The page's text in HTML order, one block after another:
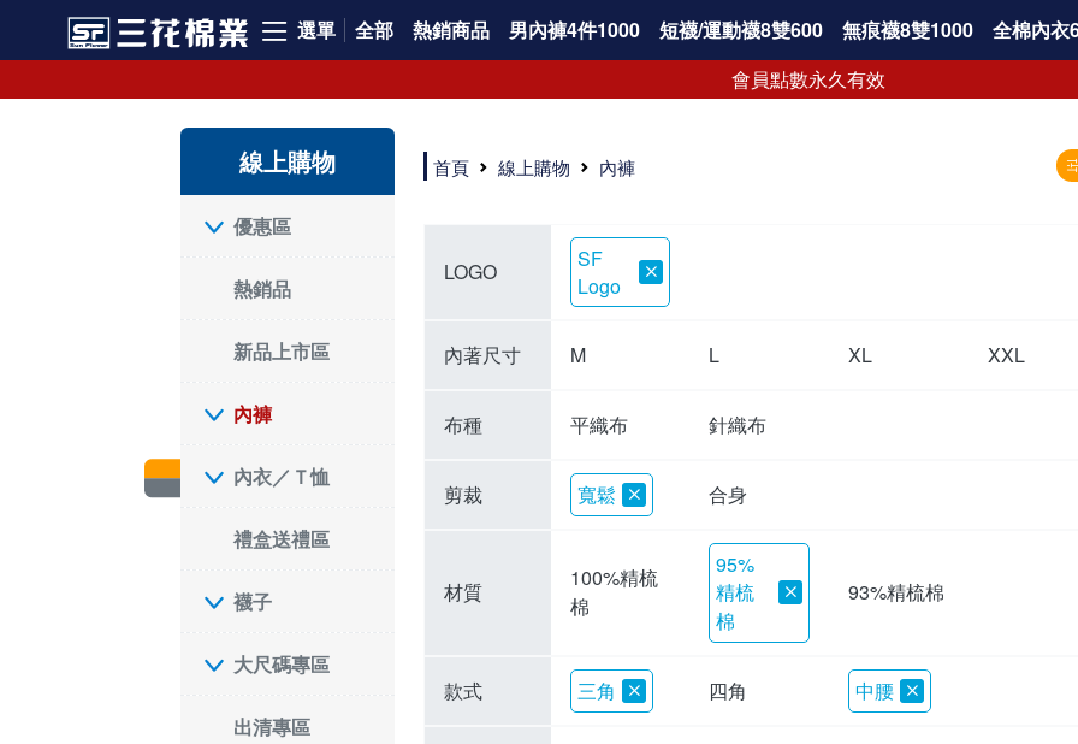
選單 全部 熱銷商品 男內褲4件1000 短襪/運動襪8雙600 無痕襪8雙1000 全棉內衣
會員點數永久有效
線上購物
優惠區
熱銷品
新品上市區
內褲
內衣／Ｔ恤
禮盒送禮區
襪子
大尺碼專區
出清專區
選擇內褲、平口褲、純棉內褲首重品質。舒適、透氣的內褲、平口褲、純棉內褲能影響健康，須謹慎挑選。三花內褲透氣不悶，值得信賴！
三花內褲、平口褲、純棉內褲50年來持續升級，符合人體工學設計，柔軟無勒痕的鬆緊帶。三花內褲是肌膚好友，口碑熱銷！
選擇內褲首重品質。三花內褲50年來不斷升級，證明其卓越品質。符合人體工學剪裁，柔軟無痕鬆緊帶，是必買首選。兼具品質與外型，與肌膚零感接觸，穿著舒適，看來有質感。三花內褲設計獨特，質料優良，專業剪裁，呵護肌膚。新鮮高品質棉材製成，多款選擇，耐洗耐穿，三花內褲絕對首選。
"內褲購買及使用經驗網友來信分享 近年來，我經常在大型連鎖賣場如佳瑪、美華泰等地看到三花內褲的展示。最近一兩年，甚至百貨公司及街頭店鋪都開始大量出現三花專櫃或專賣店。我猜測，這應該是三花在營運策略上的調整，才使得這些改變成為現實。 本來，三花內褲一直是消費者選購內褲時的熱門選項之一。內褲櫃點的增多使我更加注意到這個品牌，因此我在選購內褲時，特意多研究了一下三花內褲的設計。 先從內褲外層包裝談起，有些內褲有PP袋包裝，有些則沒有。雖然這是一件小事，但我發現朋友們中有人會介意內褲包裝沒有PP袋。他們認為沒有PP袋會使包裝不夠精美。對我來說，有PP袋確實能提升包裝的精緻度，但內褲不裝PP袋其實也算是環保。所以，這就看每個人對內褲包裝的需求和感受了。 每次購買內褲時，我都會特別帶一件五片式剪裁的內褲。三花的平口內褲被稱為全國第一件五片式剪裁內褲，這話應該不是隨便說說的，畢竟三花是一個擁有超過50年歷史的老品牌，專注於研發和改良內褲。當初，我覺得這種設計有些花俏，只是圖個新鮮買來試試，結果發現內褲多一片真的有其優勢，尤其是減少了內褲卡屁的次數。雖然這個狀況不可能完全消失，但大大增加了穿著的舒適度。 三花內褲的價格也在我能接受的範圍內，因此它逐漸成為我的心頭好。此外，內褲選購時的另一個重要因素是鬆緊帶。看內褲是否舊了，第一眼通常看鬆緊帶。故意或不小心露出內褲褲頭的時候，印象分數也是由鬆緊帶決定的。 很多內褲品牌強調鬆緊帶的造型及花樣，這類內褲非常適合一些特殊場合，如單身聯誼或約會時穿著，能夠加分不少。日常使用的內褲則建議選擇鬆緊帶不易鬆垮的，花樣其次。三花特別強調內褲鬆緊帶的耐洗度，而其他品牌鮮少提及這一點。 分場合選擇內褲是我的習慣。特殊場合內褲要講究一點，但平日則需要選擇鬆緊帶有保障的內褲。畢竟，內褲是每天陪伴我們超過12個小時的衣物，找到適合自己且耐洗耐穿高CP值的內褲才是最明智的選擇。 內褲畢竟是消耗品，定期更換非常重要。如果內褲沾染到髒污或處於潮濕的環境，就不應該撐太久。這是因為內褲長期接觸身體的重要部位，所以選擇和保養都要謹慎。 以上是我個人的內褲使用分享，並非業配，不代表任何人的立場。內褲還是要以自身體驗最為準確。希望大家都能找到適合自己的內褲，並多多支持台灣品牌。"
首頁 線上購物 內褲
LOGO
SF
Logo
內著尺寸 M L XL XXL
布種 平織布 針織布
剪裁 寬鬆 合身
材質
100%精梳
棉
95%
精梳
棉
93%精梳棉
款式 三角 四角 中腰